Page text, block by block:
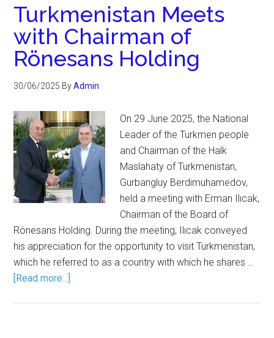
Turkmenistan Meets
with Chairman of
Rönesans Holding
30/06/2025 ByAdmin
On 29 June 2025, the National
Leader of the Turkmen people
and Chairman of the Halk
Maslahaty of Turkmenistan,
Gurbangluy Berdimuhamedov,
held a meeting with Erman Ilıcak,
Chairman of the Board of
Rönesans Holding. During the meeting, Ilıcak conveyed
his appreciation for the opportunity to visit Turkmenistan,
which he referred to as a country with which he shares …
[Read more...]